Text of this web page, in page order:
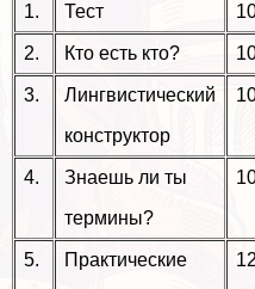
1. Тест
2. Кто есть кто?
3.
Лингвистический
конструктор
4.
Знаешь ли ты
термины?
5.
Пpaктические
12